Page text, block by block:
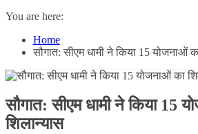
You are here:
Home
सौगात: सीएम धामी ने किया 15 योजनाओं
सौगात: सीएम धामी ने किया 15
शिलान्यास